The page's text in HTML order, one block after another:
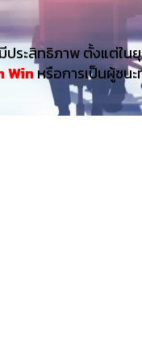
ระสิทธิภาพ ตั้งแต่ใน
Winหรือการเป็นผู้ชน